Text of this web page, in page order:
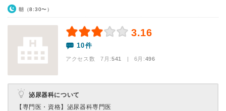
朝（8:30〜）
3.16
10件
アクセス数 7月:541 | 6月:496
泌尿器科について
【専門医・資格】 泌尿器科専門医